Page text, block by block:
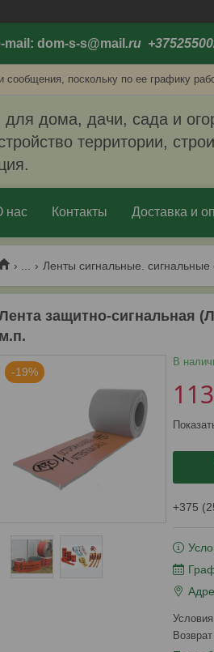
mail: dom-s-s@mail .ru
поскольку по ее графику
для дома, дачи, сада и
территории,
нас Контакты Доставка и
Ленты сигнальные. сигнальные
защитно-сигнальная
м.п.
-19%
В
+375